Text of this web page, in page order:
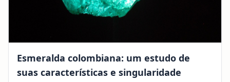
Esmeralda colombiana: um estudo de
suas características e singularidade